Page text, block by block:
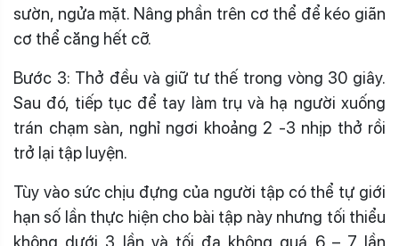
sườn, ngửa mặt. Nâng phần trên cơ thể để kéo giãn
cơ thể căng hết cỡ.
Bước 3: Thở đều và giữ tư thế trong vòng 30 giây.
Sau đó, tiếp tục để tay làm trụ và hạ người xuống
trán chạm sàn, nghỉ ngơi khoảng 2 -3 nhịp thở rồi
trở lại tập luyện.
Tùy vào sức chịu đựng của người tập có thể tự giới
hạn số lần thực hiện cho bài tập này nhưng tối thiểu
không dưới 3 lần và tối đa không quá 6 – 7 lần